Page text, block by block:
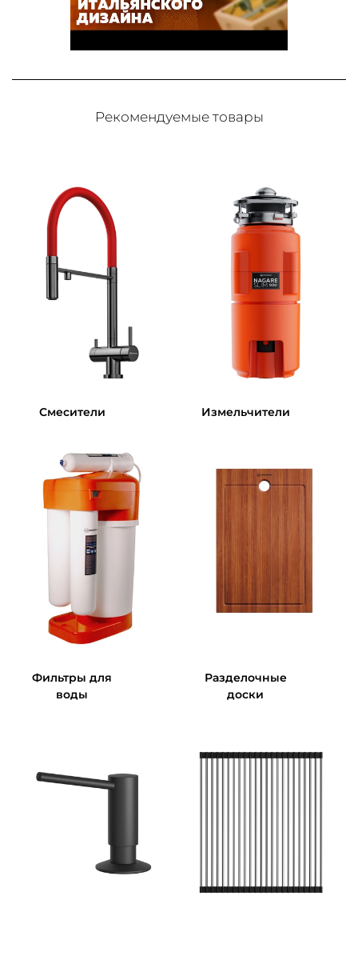
Рекомендуемые товары
Смесители Измельчители
Фильтры для
воды
Разделочные
доски